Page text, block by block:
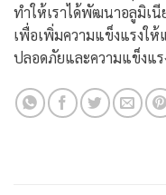
ทำให้เราได้พัฒนาอลูมิเ
เพื่อเพิ่มความแข็งแรงใ
ปลอดภัยและความแข็งแร